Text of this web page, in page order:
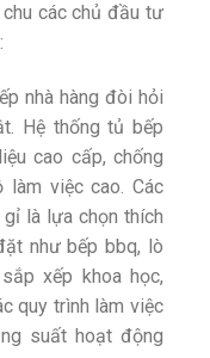
các chủ đầu tư
nhà hàng đòi hỏi
Hệ thống tủ bếp
cao cấp, chống
việc cao. Các
là lựa chọn thích
như bếp bbq, lò
xếp khoa học,
quy trình làm việc
suất hoạt động